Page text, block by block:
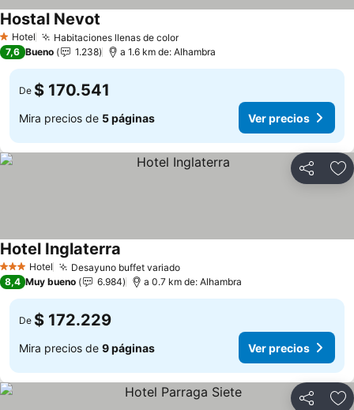
1 Estrellas
Hotel Habitaciones llenas de color
Hostal Nevot
7,6 Bueno 1.238 a 1.6 km de: Alhambra
De $ 170.541
Mira precios de 5 páginas Ver precios
Compartir
3 Estrellas
Hotel Desayuno buffet variado
Hotel Inglaterra
8,4 Muy bueno 6.984 a 0.7 km de: Alhambra
De $ 172.229
Mira precios de 9 páginas Ver precios
Compartir